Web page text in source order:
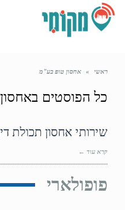
ראשי » אחסון טופ בע"מ
כל הפוסטים ב
שירותי אחסון תכולת
קרא עוד ←
פופולארי